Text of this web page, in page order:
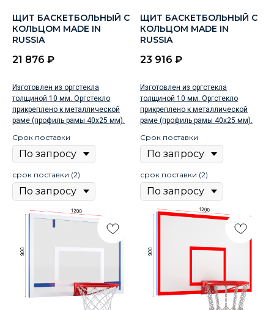
ЩИТ БАСКЕТБОЛЬНЫЙ С
КОЛЬЦОМ MADE IN
RUSSIA
21 876 ₽
Изготовлен из оргстекла
толщиной 10 мм. Оргстекло
прикреплено к металлической
раме (профиль рамы 40х25 мм).
Срок поставки
срок поставки (2)
ЩИТ БАСКЕТБОЛЬНЫЙ С
КОЛЬЦОМ MADE IN
RUSSIA
23 916 ₽
Изготовлен из оргстекла
толщиной 10 мм. Оргстекло
прикреплено к металлической
раме (профиль рамы 40х25 мм).
Срок поставки
срок поставки (2)